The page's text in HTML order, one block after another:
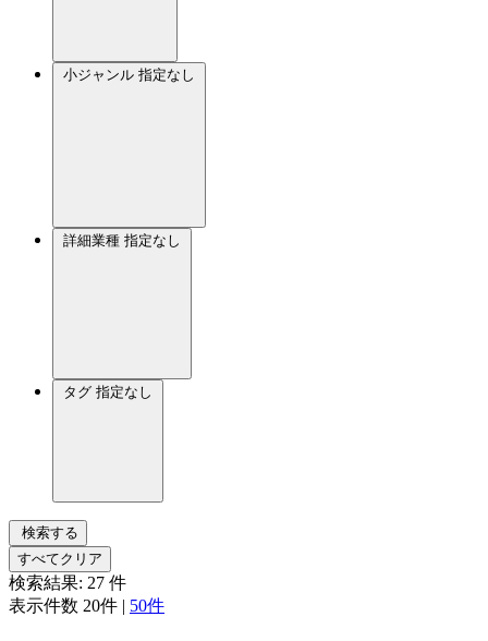
小ジャンル 指定なし
詳細業種 指定なし
タグ 指定なし
検索する
すべてクリア
検索結果: 27 件
表示件数 20件 | 50件